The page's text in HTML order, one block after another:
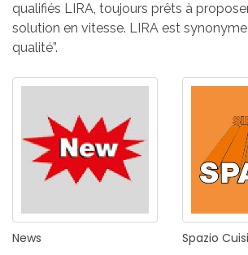
qualifiés LIRA, toujours prêts à
solution en vitesse. LIRA est
qualité”.
News Spazio